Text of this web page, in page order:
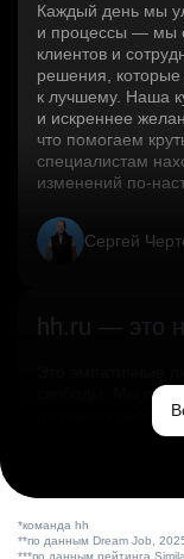
Каждый день мы
и процессы — мы
клиентов и
решения,
к лучшему. Наша
и искреннее
что помогаем
специалистам
изменений
Сергей
hh.ru — это
свободы. Мы
по поиску работы
*команда hh
**по данным Dream Job,
***по данным рейтинга